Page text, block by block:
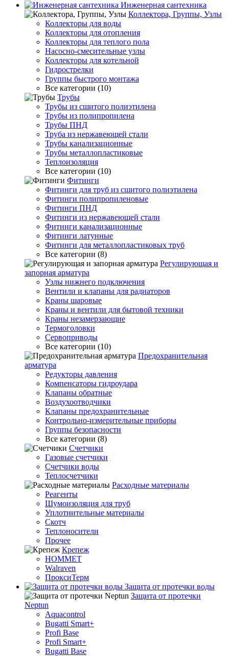
Инженерная сантехника
Коллектора, Группы, Узлы
Коллекторы для воды
Коллекторы для отопления
Коллекторы для теплого пола
Насосно-смесительные узлы
Коллекторы для котельной
Гидрострелки
Группы быстрого монтажа
Все категории (10)
Трубы
Трубы из сшитого полиэтилена
Трубы из полипропилена
Трубы ПНД
Труба из нержавеющей стали
Трубы канализационные
Трубы металлопластиковые
Теплоизоляция
Все категории (10)
Фитинги
Фитинги для труб из сшитого полиэтилена
Фитинги полипропиленовые
Фитинги ПНД
Фитинги из нержавеющей стали
Фитинги канализационные
Фитинги латунные
Фитинги для металлопластиковых труб
Все категории (8)
Регулирующая и
запорная арматура
Узлы нижнего подключения
Вентили и клапаны для радиаторов
Краны шаровые
Краны и вентили для бытовой техники
Краны незамерзающие
Термоголовки
Сервоприводы
Все категории (10)
Предохранительная
арматура
Редукторы давления
Компенсаторы гидроудара
Клапаны обратные
Воздухоотводчики
Клапаны предохранительные
Контрольно-измерительные приборы
Группы безопасности
Все категории (8)
Счетчики
Газовые счетчики
Счетчики воды
Теплосчетчики
Расходные материалы
Реагенты
Шумоизоляция для труб
Уплотнительные материалы
Скотч
Теплоносители
Прочее
Крепеж
HOMMET
Walraven
ПроксиТерм
Защита от протечки воды
Защита от протечки
Neptun
Aquacontrol
Bugatti Smart+
Profi Base
Profi Smart+
Bugatti Base